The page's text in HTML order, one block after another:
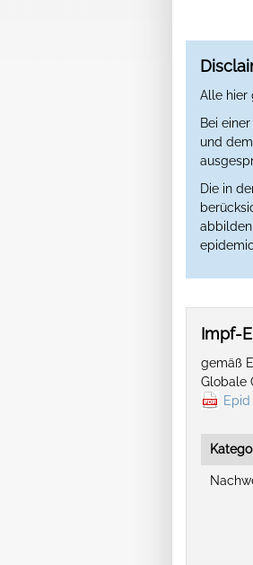
Alle hier
Bei
und
Die in
Impf-
gemäß
Globale